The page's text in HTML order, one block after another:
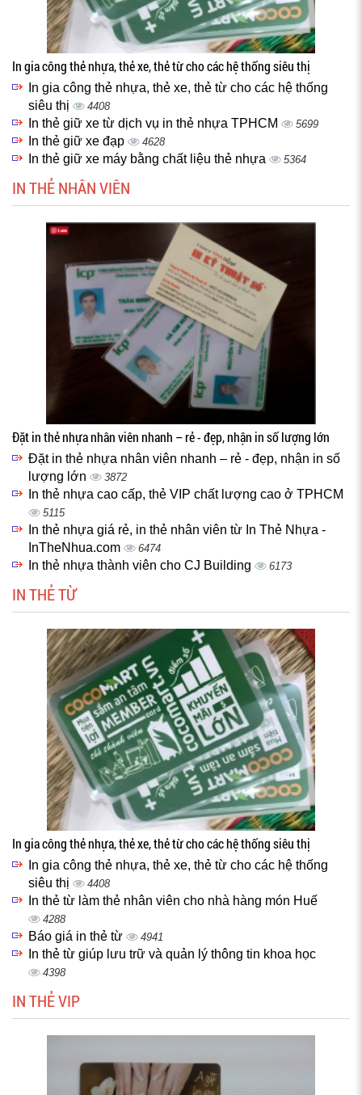
In gia công thẻ nhựa, thẻ xe, thẻ từ cho các hệ thống siêu thị
In gia công thẻ nhựa, thẻ xe, thẻ từ cho các hệ thống
siêu thị
4408
In thẻ giữ xe từ dịch vụ in thẻ nhựa TPHCM 5699
In thẻ giữ xe đạp 4628
In thẻ giữ xe máy bằng chất liệu thẻ nhựa 5364
IN THẺ NHÂN VIÊN
Đặt in thẻ nhựa nhân viên nhanh – rẻ - đẹp, nhận in số lượng lớn
Đặt in thẻ nhựa nhân viên nhanh – rẻ - đẹp, nhận in số
lượng lớn
3872
In thẻ nhựa cao cấp, thẻ VIP chất lượng cao ở TPHCM
5115
In thẻ nhựa giá rẻ, in thẻ nhân viên từ In Thẻ Nhựa -
InTheNhua.com
6474
In thẻ nhựa thành viên cho CJ Building 6173
IN THẺ TỪ
In gia công thẻ nhựa, thẻ xe, thẻ từ cho các hệ thống siêu thị
In gia công thẻ nhựa, thẻ xe, thẻ từ cho các hệ thống
siêu thị
4408
In thẻ từ làm thẻ nhân viên cho nhà hàng món Huế
4288
Báo giá in thẻ từ 4941
In thẻ từ giúp lưu trữ và quản lý thông tin khoa học
4398
IN THẺ VIP